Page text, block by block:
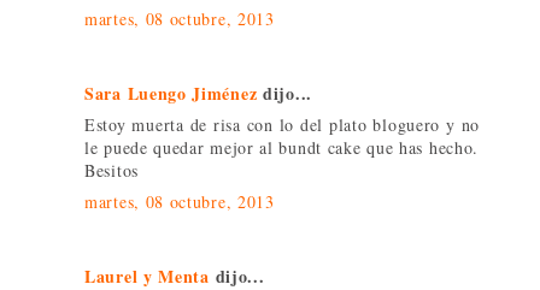
martes, 08 octubre, 2013
Sara Luengo Jiménez dijo...
Estoy muerta de risa con lo del plato bloguero y no
le puede quedar mejor al bundt cake que has hecho.
Besitos
martes, 08 octubre, 2013
Laurel y Menta dijo...